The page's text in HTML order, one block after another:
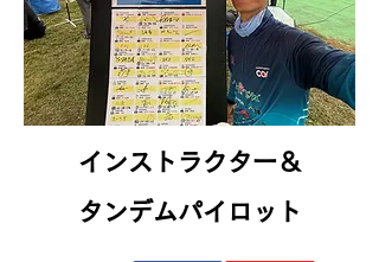
インストラクター＆
タンデムパイロット